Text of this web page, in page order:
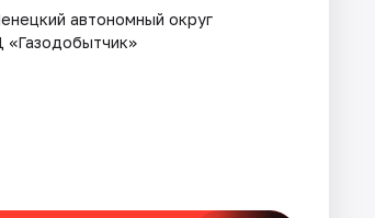
автономный округ
«Газодобытчик»